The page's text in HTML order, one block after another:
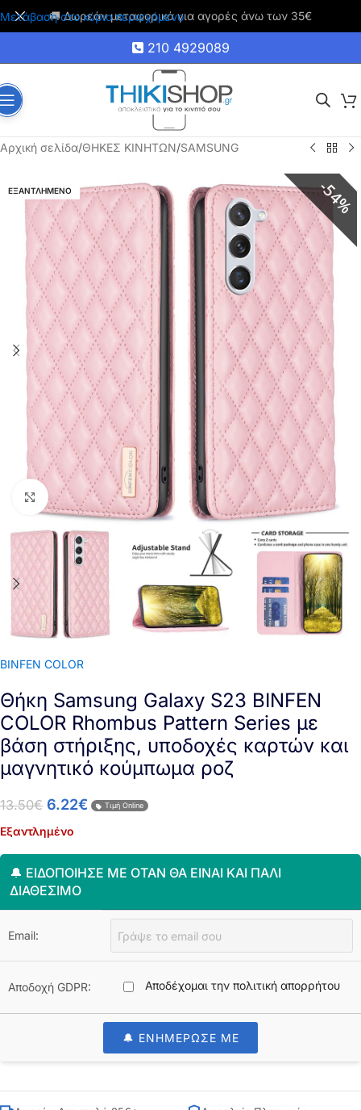
Μετάβαση στο κύριο περιεχόμενο
🚚 Δωρεάν μεταφορικά για αγορές άνω των 35€
210 4929089
Αρχική σελίδα/ΘΗΚΕΣ ΚΙΝΗΤΩΝ/SAMSUNG
ΕΞΑΝΤΛΗΜΕΝΟ 54%
Click to enlarge
BINFEN COLOR
Θήκη Samsung Galaxy S23 BINFEN
COLOR Rhombus Pattern Series με
βάση στήριξης, υποδοχές καρτών και
μαγνητικό κούμπωμα ροζ
13.50€ 6.22€ Τιμή Online
Εξαντλημένο
🔔 ΕΙΔΟΠΟΊΗΣΈ ΜΕ ΌΤΑΝ ΘΑ ΕΊΝΑΙ ΚΑΙ ΠΆΛΙ
ΔΙΑΘΈΣΙΜΟ
Email:
Αποδοχή GDPR: Αποδέχομαι την πολιτική απορρήτου
🔔 ΕΝΗΜΕΡΩΣΕ ΜΕ